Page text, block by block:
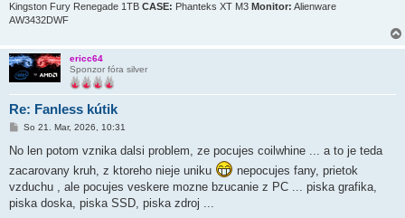
Kingston Fury Renegade 1TB CASE: Phanteks XT M3 Monitor: Alienware
AW3432DWF
ericc64
Sponzor fóra silver
Re: Fanless kútik
P
í
p
v
o
So 21. Mar, 2026, 10:31
No len potom vznika dalsi problem, ze pocujes coilwhine ... a to je teda
zacarovany kruh, z ktoreho nieje uniku
nepocujes fany, prietok
vzduchu , ale pocujes veskere mozne bzucanie z PC ... piska grafika,
piska doska, piska SSD, piska zdroj ...